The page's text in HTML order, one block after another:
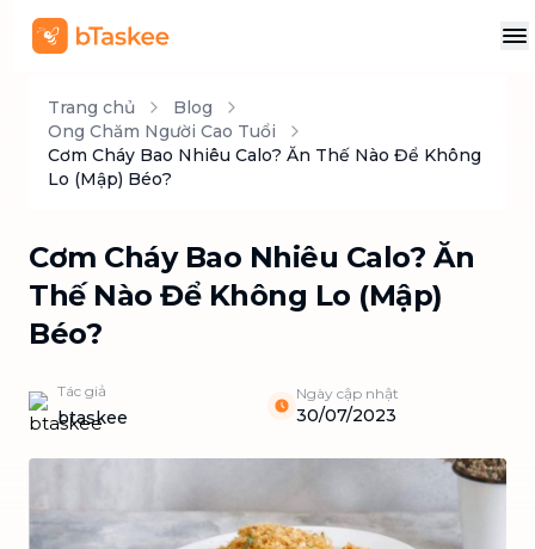
Trang chủ
Blog
Ong Chăm Người Cao Tuổi
Cơm Cháy Bao Nhiêu Calo? Ăn Thế Nào Để Không
Lo (Mập) Béo?
Cơm Cháy Bao Nhiêu Calo? Ăn
Thế Nào Để Không Lo (Mập)
Béo?
Tác giả
btaskee
Ngày cập nhật
30/07/2023